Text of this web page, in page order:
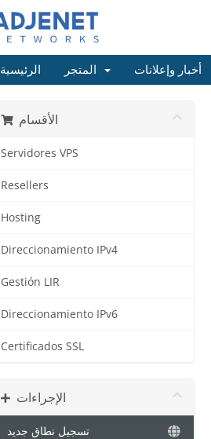
الرئيسية أخبار وإعلانات
الأقسام
Servidores VPS
Resellers
Hosting
Direccionamiento IPv4
Gestión LIR
Direccionamiento IPv6
Certificados SSL
الإجراءات
تسجيل نطاق جديد